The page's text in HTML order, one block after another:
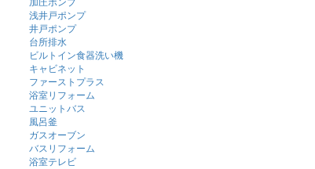
浅井戸ポンプ
井戸ポンプ
台所排水
ビルトイン食器洗い機
キャビネット
ファーストプラス
浴室リフォーム
ユニットバス
風呂釜
ガスオーブン
バスリフォーム
浴室テレビ